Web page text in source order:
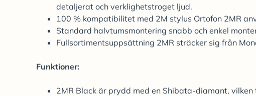
detaljerat och verklighetstroget ljud.
100 % kompatibilitet med 2M stylus Ortofon 2MR
Standard halvtumsmontering snabb och enkel
Fullsortimentsuppsättning 2MR sträcker sig från
Funktioner:
2MR Black är prydd med en Shibata-diamant,